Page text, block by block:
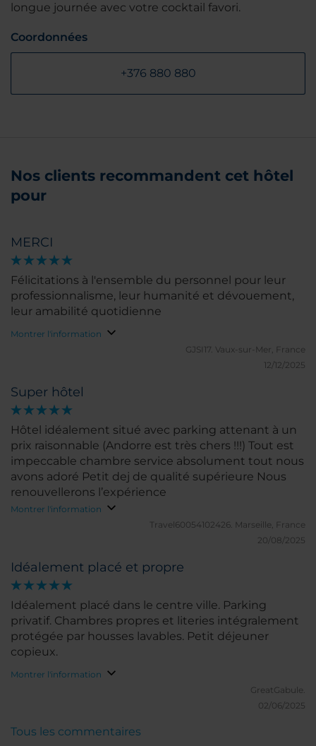
longue journée avec votre cocktail favori.
Coordonnées
+376 880 880
Nos clients recommandent cet hôtel
pour
MERCI
Félicitations à l'ensemble du personnel pour leur
professionnalisme, leur humanité et dévouement,
leur amabilité quotidienne
Montrer l'information
GJSI17. Vaux-sur-Mer, France
12/12/2025
Super hôtel
Hôtel idéalement situé avec parking attenant à un
prix raisonnable (Andorre est très chers !!!) Tout est
impeccable chambre service absolument tout nous
avons adoré Petit dej de qualité supérieure Nous
renouvellerons l’expérience
Montrer l'information
Travel60054102426. Marseille, France
20/08/2025
Idéalement placé et propre
Idéalement placé dans le centre ville. Parking
privatif. Chambres propres et literies intégralement
protégée par housses lavables. Petit déjeuner
copieux.
Montrer l'information
GreatGabule.
02/06/2025
Tous les commentaires